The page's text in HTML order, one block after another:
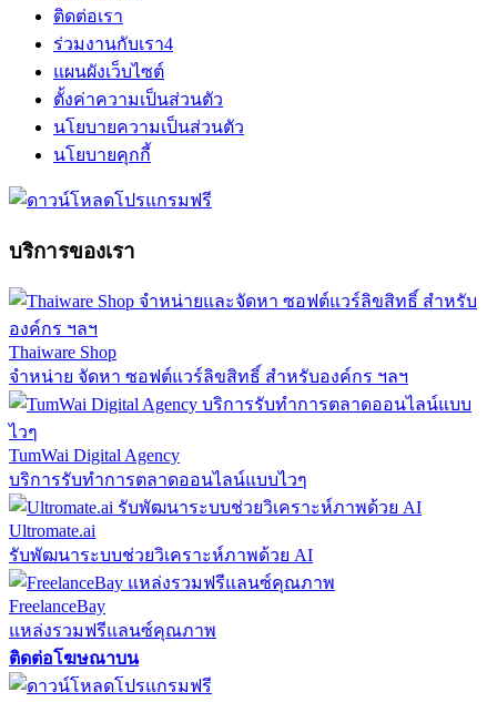
ติดต่อเรา
ร่วมงานกับเรา4
แผนผังเว็บไซต์
ตั้งค่าความเป็นส่วนตัว
นโยบายความเป็นส่วนตัว
นโยบายคุกกี้
บริการของเรา
Thaiware Shop
จำหน่าย จัดหา ซอฟต์แวร์ลิขสิทธิ์ สำหรับองค์กร ฯลฯ
TumWai Digital Agency
บริการรับทำการตลาดออนไลน์แบบไวๆ
Ultromate.ai
รับพัฒนาระบบช่วยวิเคราะห์ภาพด้วย AI
FreelanceBay
แหล่งรวมฟรีแลนซ์คุณภาพ
ติดต่อโฆษณาบน